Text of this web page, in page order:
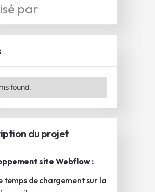
par
found.
du projet
site Webflow :
temps de chargement sur la